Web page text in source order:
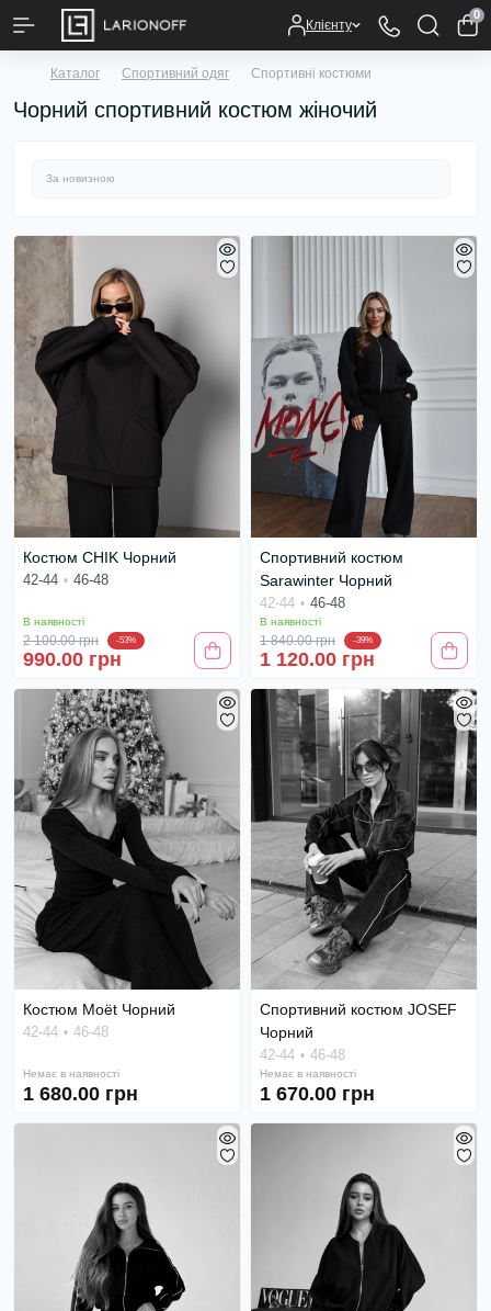
Клієнту
0
Каталог Спортивний одяг Спортивні костюми
Чорний спортивний костюм жіночий
Костюм CHIK Чорний
42-44 46-48
В наявності
2 100.00 грн -53%
990.00 грн
Спортивний костюм
Sarawinter Чорний
42-44 46-48
В наявності
1 840.00 грн -39%
1 120.00 грн
Костюм Moët Чорний
42-44 46-48
Немає в наявності
1 680.00 грн
Спортивний костюм JOSEF
Чорний
42-44 46-48
Немає в наявності
1 670.00 грн